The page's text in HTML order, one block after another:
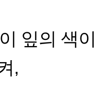
잎의 색
,